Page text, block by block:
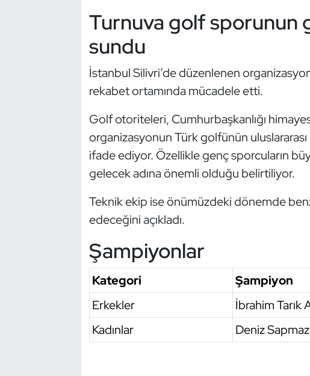
Turnuva golf sporunun
sundu
İstanbul Silivri’de düzenlenen
rekabet ortamında mücadele etti.
Golf otoriteleri, Cumhurbaşkanlığı
organizasyonun Türk golfünün
ifade ediyor. Özellikle genç sporcuların
gelecek adına önemli olduğu belirtiliyor.
Teknik ekip ise önümüzdeki dönemde
edeceğini açıkladı.
Şampiyonlar
Kategori
Şampiyon
Erkekler
İbrahim Tarık
Kadınlar
Deniz Sapmaz
Modern Pentatlon
Motor Sporları
Oryantiring
Özel Sporcular